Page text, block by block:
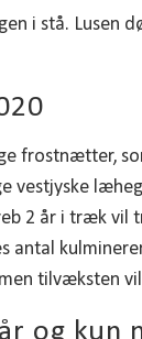
i stå. Lusen
frostnætter,
vestjyske
2 år i træk
antal
tilvæksten
og kun